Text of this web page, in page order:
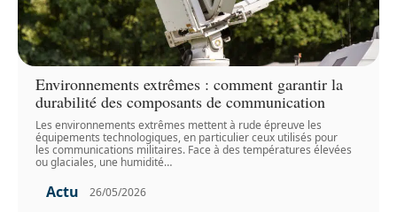
Environnements extrêmes : comment garantir la
durabilité des composants de communication
Les environnements extrêmes mettent à rude épreuve les
équipements technologiques, en particulier ceux utilisés pour
les communications militaires. Face à des températures élevées
ou glaciales, une humidité…
Actu 26/05/2026